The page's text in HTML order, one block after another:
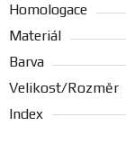
Homologace
Materiál
Barva
Velikost/Rozměr
Index